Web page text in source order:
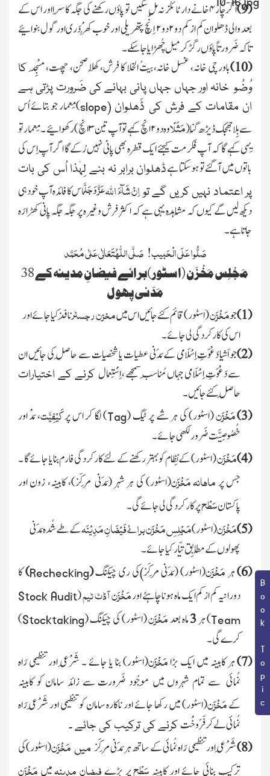
Book Topic
(9) اگر چار۴خانے دار ٹائلز نہ مل سکیں تو پاؤں رکھنے کی جگہ کاسِرا اور اس کے
بعد والی ڈھلوان کم از کم دو۲دو۲اِنْچ پتھریلی اور خوب کُھرْدَری اور گول بنوائیے
تاکہ ضَرورتاً پاؤں رگڑ کر میل چُھڑایا جاسکے ۔
(10)
باورچی خانہ، غسل خانہ، بیتُ الخلاکا فرش، کُھلا صحن، چھت،مَسْجِد کا
وُضُو خانہ اور جہاں جہاں پانی بہانےکی ضَرورت پڑتی ہے
ان مقامات کےفرش کی ڈَھلوان (slope)مِعمار جو بتائے اُس
سے بِلا جھجک ڈیڑھ گُنا(مَثَلًاوہ دو۲انچ کہے تو آپ تین۳انچ)رکھوائیے ۔ مِعمار تو
یِہی کہے گا کہ آپ فکرمت کیجئے ایک قطرہ بھی پانی نہیں رُکے گا اگر آپ اِس کی
باتوں میں آگئے تو ہوسکتا ہےڈھلوان برابر نہ بنے لِہٰذا اُس کی بات
پر اعتماد نہیں کریں گے تواِنْ شَآءَاللہعَزَّ وَجَلَّاس کا فائدہ آپ خود ہی
دیکھ لیں گے کیوں کہ مُشاہَدہ یہی ہے کہ اکثر فرش وغیرہ پر جگہ جگہ پانی کھڑا رَہ
جاتا ہے ۔
صَلُّوا عَلَی الْحَبیب! صَلَّیاللّٰہُتَعَالٰی عَلٰی مُحَمَّد
مَـجْلِس مَخْزَن(اسٹور)برائے فیضانِ مدینہ کے38
مَدَنی پھول
(1) جومَخْزَن(اسٹور)قائم کئے جائیں اس میںمخزن رجسٹرنافِذ کیا جائے اور
اس کی کارکردگی لی جائے ۔
(2) جواَشیا دَعْوَتِاِسْلَامی کےمَدَنیعطیات یا شخصیات سےحاصِلکی جائیں ان
سےدَعْوَتِاِسْلَامی جہاںمُناسِبسمجھے ، اِسْتِعمالکرنے کے اختیارات
حاصِلکئے جائیں ۔
(3)
مَخْزَن(اسٹور)کی ہر شے پر ٹیگ(
Tag
)لگا کر اس پرکَیْفِیَّت،مَدْ اور
خُصُوصِیَّت ضَرور لکھی جائے ۔
(4)
مَخْزَن(اسٹور)کے نِظام کو بہتر رکھنے کے لئے کارکردگی فارم بنایا جائے گا ۔
جس پرماہانہمَخْزَن(اسٹور)کی ہر شہر(مَدَنیمَرکَز)، کابینہ، زون اور
پاکستانسَطْحپر کارکردگی لی جائے گی ۔
(5)
مَخْزَن(اسٹور)مَجْلِسِ مَخْزَن برائے فَیْضَانِ مَدِیْنَہکے طے شُدہ مَدَنی
پھولوں کے مُطابِقتیّارکیا جائے ۔
(6)
ہرمَخْزَن(اسٹور) (مَدَنیمَرکَز)کی ری چیکنگ(
Rechecking
)کا
دورانیہ کم از کم ایک ماہ ہونا چاہئے اورمَخْزَن آڈٹ ٹیم(
Stock Audit
Team
)ہر3ماہ بعدمَخْزَن(اسٹور)کی چیکنگ(
Stocktaking
)
کرے گی ۔
(7)
ہر کابینہ میں ایک بڑامَخْزَن(اسٹور)بنا یا جائے ۔ شَرْعِی اور تنظیمیرَاہ
نُمائی سے تمام شہروں میں مَوجُود ضَرورت سے زائد سامان کو کابینہ
کےمَخْزَن(اسٹور)میں رکھا جائےاور ناکارہ سامان کو تنظیمی اور شَرْعِیرَاہ
نُمائیلے کرفَرَوخْتکرنے کی ترکیب کی جائے ۔
(8) شَرْعِی اور تنظیمیرَاہ نُمائیکے ساتھ ہرمَدَنی مَرکَزمیں مَخْزَن(اسٹور)کی
ترکیب بنائیجائے اور کابینہسَطْحپر بڑےفیضانِمدینہمیںمَخْزَن